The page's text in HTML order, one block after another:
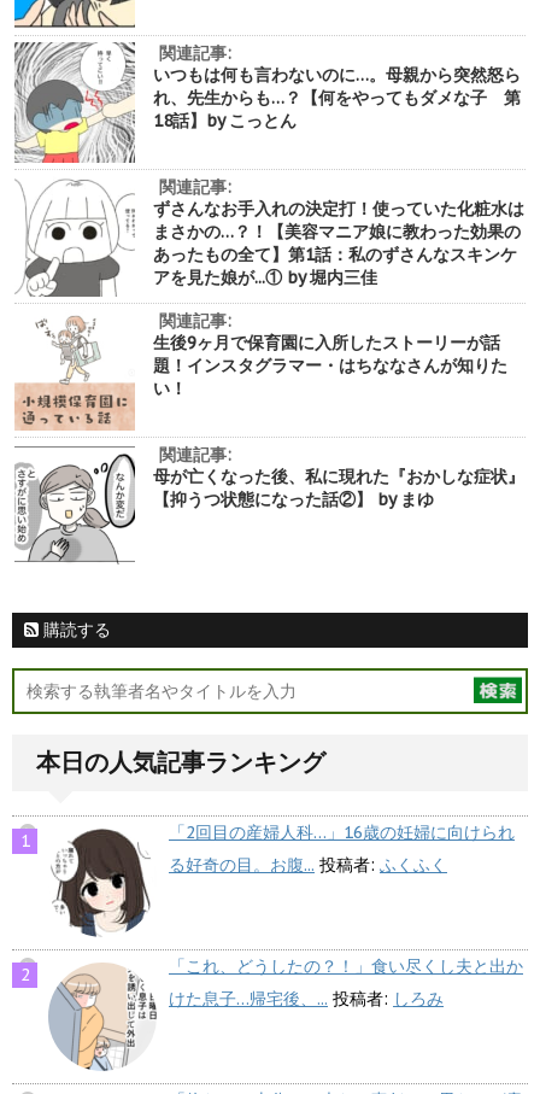
関連記事:
いつもは何も言わないのに…。母親から突然怒ら
れ、先生からも…？【何をやってもダメな子 第
18話】by こっとん
関連記事:
ずさんなお手入れの決定打！使っていた化粧水は
まさかの…？！【美容マニア娘に教わった効果の
あったもの全て】第1話：私のずさんなスキンケ
アを見た娘が...① by 堀内三佳
関連記事:
生後9ヶ月で保育園に入所したストーリーが話
題！インスタグラマー・はちななさんが知りた
い！
関連記事:
母が亡くなった後、私に現れた『おかしな症状』
【抑うつ状態になった話②】 by まゆ
購読する
本日の人気記事ランキング
「2回目の産婦人科…」16歳の妊婦に向けられ
る好奇の目。お腹... 投稿者: ふくふく
「これ、どうしたの？！」食い尽くし夫と出か
けた息子…帰宅後、... 投稿者: しろみ